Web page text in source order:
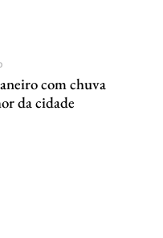
com chuva
da cidade